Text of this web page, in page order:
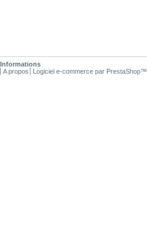
Informations
A propos
Logiciel e-commerce par PrestaShop™